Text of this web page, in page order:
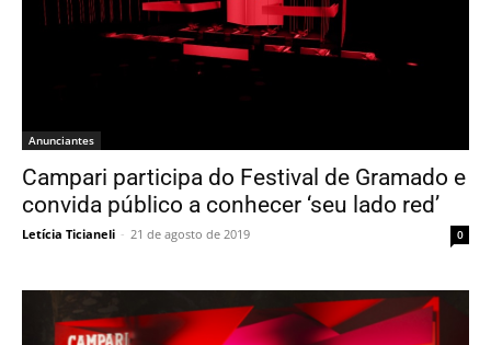
Anunciantes
Campari participa do Festival de Gramado e
convida público a conhecer ‘seu lado red’
Letícia Ticianeli - 21 de agosto de 2019 0